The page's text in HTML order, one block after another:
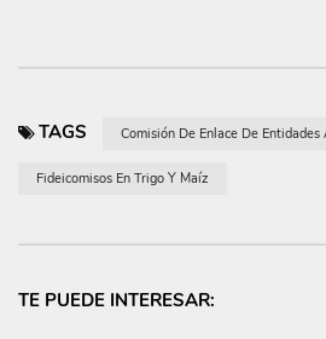
TAGS Comisión De Enlace De Entidades
Fideicomisos En Trigo Y Maíz
TE PUEDE INTERESAR: